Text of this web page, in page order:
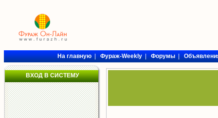
На главную|Фураж-Weekly|Форумы|
ВХОД В СИСТЕМУ